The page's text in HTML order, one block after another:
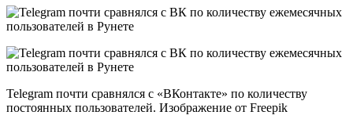
Telegram почти сравнялся с «ВКонтакте» по количеству
постоянных пользователей. Изображение от Freepik